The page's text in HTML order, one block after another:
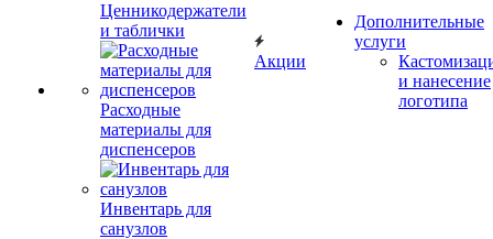
Ценникодержатели
и таблички
Расходные
материалы для
диспенсеров
Инвентарь для
санузлов
Акции
Дополнительные
услуги
и нанесение
логотипа